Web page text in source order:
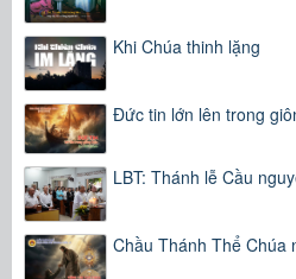
Khi Chúa thinh lặng
Đức tin lớn lên trong
LBT: Thánh lễ Cầu
Chầu Thánh Thể Chúa